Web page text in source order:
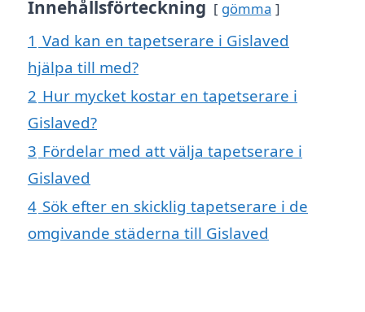
Innehållsförteckning gömma
1 Vad kan en tapetserare i Gislaved
hjälpa till med?
2 Hur mycket kostar en tapetserare i
Gislaved?
3 Fördelar med att välja tapetserare i
Gislaved
4 Sök efter en skicklig tapetserare i de
omgivande städerna till Gislaved